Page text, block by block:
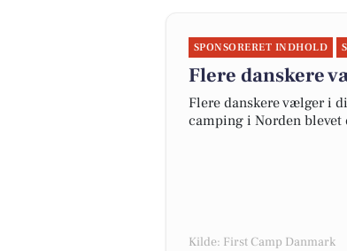
SPONSORERET INDHOLD
Flere danskere
Flere danskere vælger i
camping i Norden
Kilde: First Camp Danmark